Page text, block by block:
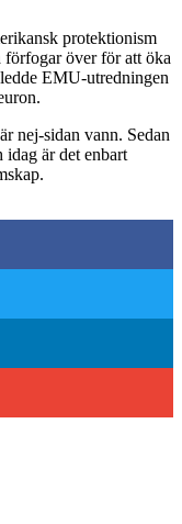
protektionism
förfogar över för att öka
EMU-utredningen
nej-sidan vann. Sedan
idag är det enbart